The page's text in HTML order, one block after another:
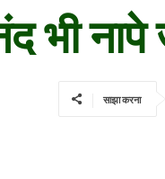
भी
साझा करना